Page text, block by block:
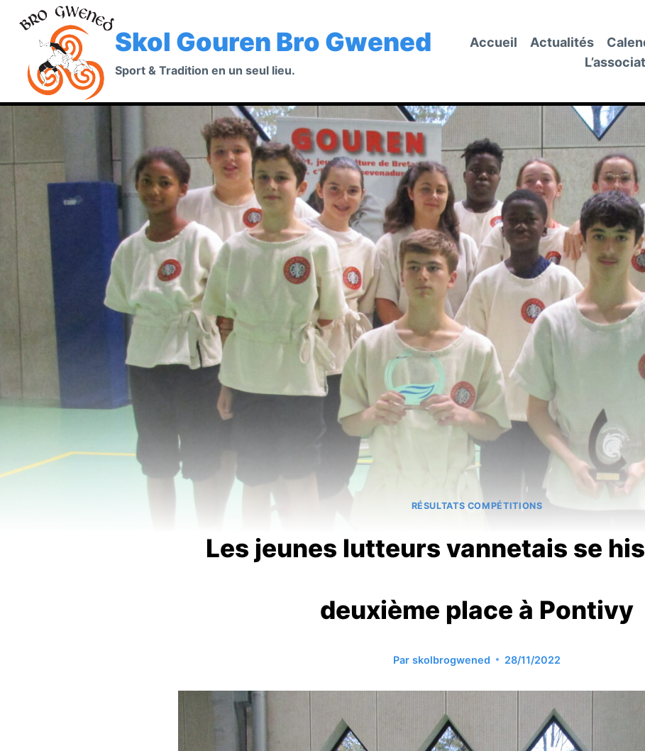
contenu
Skol Gouren Bro Gwened
Sport & Tradition en un seul lieu.
Accueil Actualités
RÉSULTATS COMPÉTITIONS
Les jeunes lutteurs vannetais se
deuxième place à Pontivy
Par skolbrogwened 28/11/2022